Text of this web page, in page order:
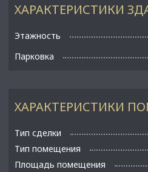
ХАРАКТЕРИСТИКИ
Тип сделки
Тип помещения
Площадь помещения
ХАРАКТЕРИСТИКИ
Этажность
Парковка